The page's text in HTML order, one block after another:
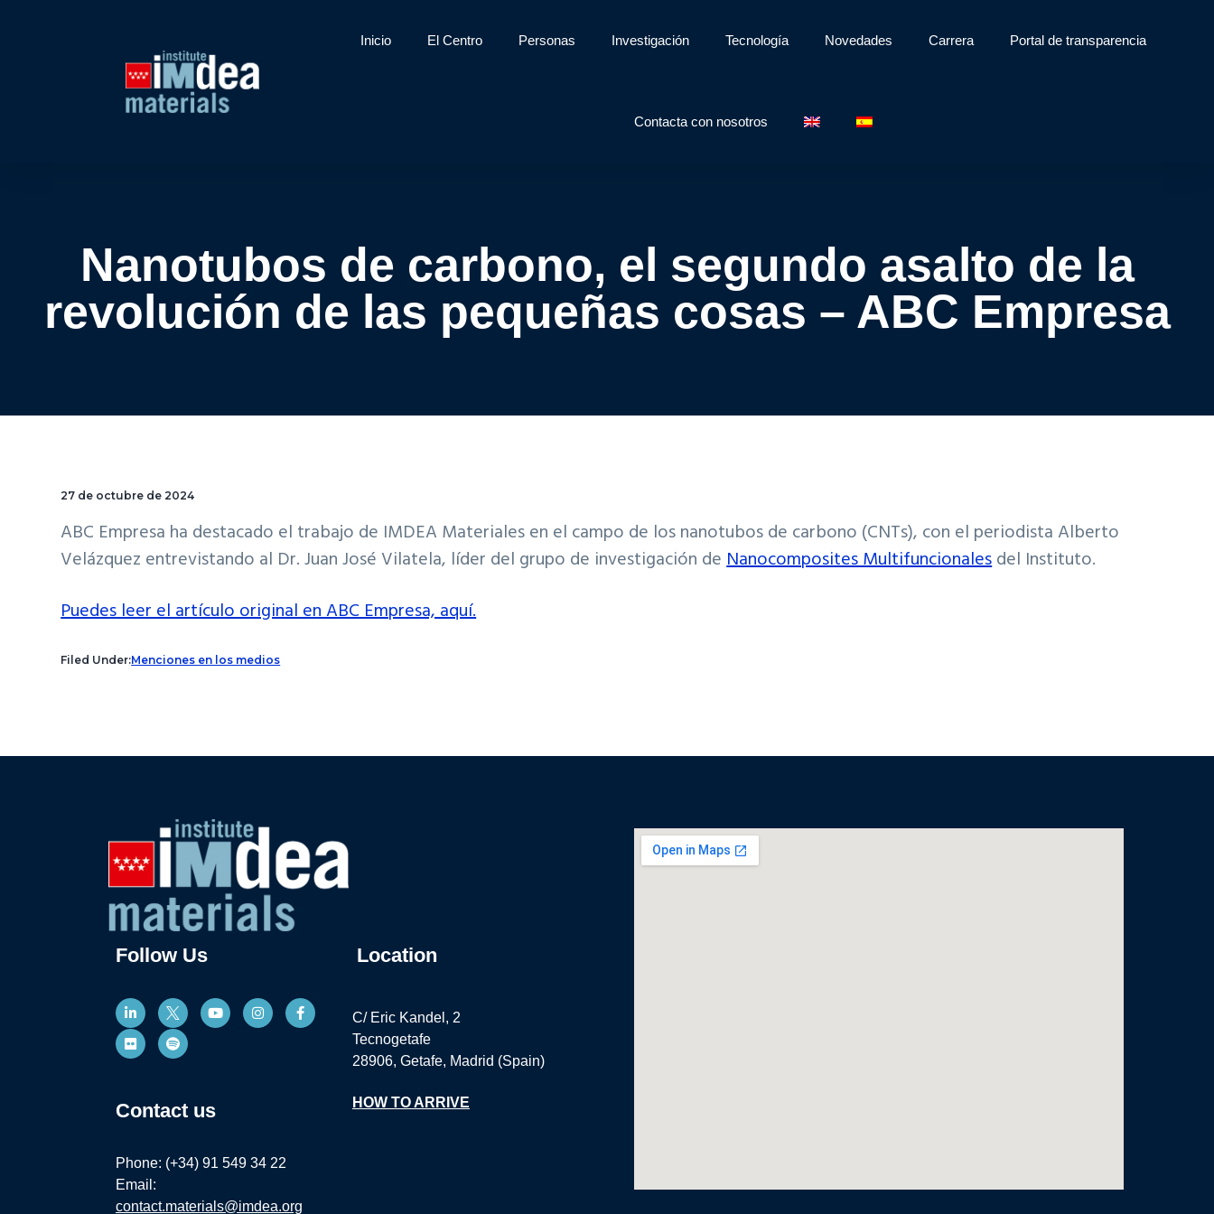
Inicio El Centro Personas Investigación Tecnología Novedades Carrera Portal de transparencia
Contacta con nosotros
Nanotubos de carbono, el segundo asalto de la
revolución de las pequeñas cosas – ABC Empresa
27 de octubre de 2024
ABC Empresa ha destacado el trabajo de IMDEA Materiales en el campo de los nanotubos de carbono (CNTs), con el periodista Alberto
Velázquez entrevistando al Dr. Juan José Vilatela, líder del grupo de investigación deNanocomposites Multifuncionalesdel Instituto.
Puedes leer el artículo original en ABC Empresa, aquí.
Filed Under:Menciones en los medios
Follow Us
Contact us
Phone: (+34) 91 549 34 22
Email:
contact.materials@imdea.org
Location
C/ Eric Kandel, 2
Tecnogetafe
28906, Getafe, Madrid (Spain)
HOW TO ARRIVE